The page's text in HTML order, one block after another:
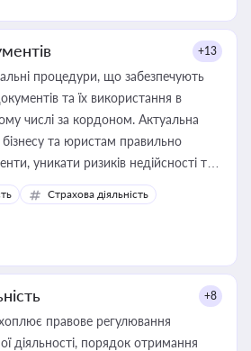
+13
процедури, що забезпечують
та їх використання в
числі за кордоном. Актуальна
та юристам правильно
уникати ризиків недійсності та
прийняття органами влади та
Страхова діяльність
+8
правове регулювання
діяльності, порядок отримання